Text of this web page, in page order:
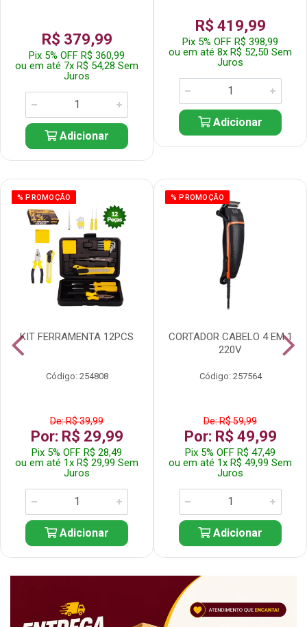
R$ 379,99
Pix 5% OFF R$ 360,99
ou em até 7x R$ 54,28 Sem
Juros
Adicionar
R$ 419,99
Pix 5% OFF R$ 398,99
ou em até 8x R$ 52,50 Sem
Juros
Adicionar
% PROMOÇÃO
KIT FERRAMENTA 12PCS
Código: 254808
De: R$ 39,99
Por: R$ 29,99
Pix 5% OFF R$ 28,49
ou em até 1x R$ 29,99 Sem
Juros
Adicionar
% PROMOÇÃO
CORTADOR CABELO 4 EM 1
220V
Código: 257564
De: R$ 59,99
Por: R$ 49,99
Pix 5% OFF R$ 47,49
ou em até 1x R$ 49,99 Sem
Juros
Adicionar